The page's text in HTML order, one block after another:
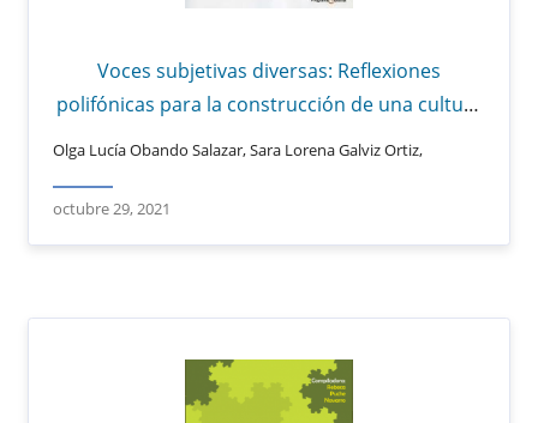
Voces subjetivas diversas: Reflexiones
polifónicas para la construcción de una cultura
Olga Lucía Obando Salazar, Sara Lorena Galviz Ortiz,
octubre 29, 2021